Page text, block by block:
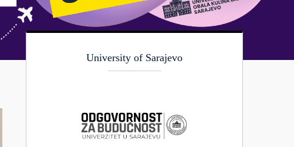
University of Sarajevo